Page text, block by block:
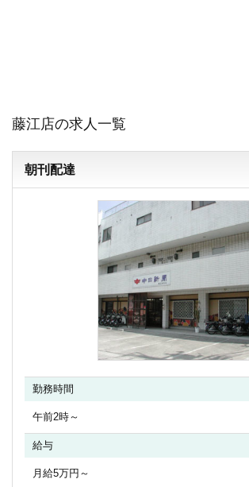
藤江店の求人一覧
朝刊配達
勤務時間
午前2時～
給与
月給5万円～